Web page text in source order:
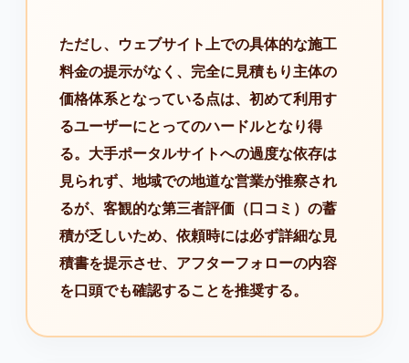
ただし、ウェブサイト上での具体的な施工
料金の提示がなく、完全に見積もり主体の
価格体系となっている点は、初めて利用す
るユーザーにとってのハードルとなり得
る。大手ポータルサイトへの過度な依存は
見られず、地域での地道な営業が推察され
るが、客観的な第三者評価（口コミ）の蓄
積が乏しいため、依頼時には必ず詳細な見
積書を提示させ、アフターフォローの内容
を口頭でも確認することを推奨する。